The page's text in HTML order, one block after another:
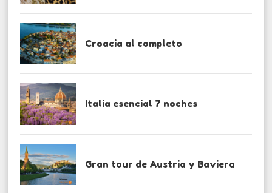
Croacia al completo
Italia esencial 7 noches
Gran tour de Austria y Baviera